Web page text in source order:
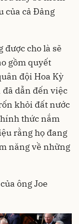
của cả Đảng
được cho là sẽ
gồm quyết
đội Hoa Kỳ
dẫn đến việc
khỏi đất nước
thức nắm
rằng họ đang
năng về những
ông Joe